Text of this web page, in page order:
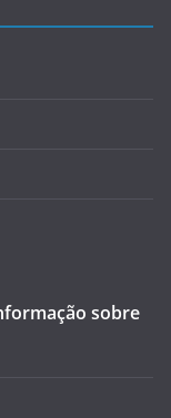
sobre